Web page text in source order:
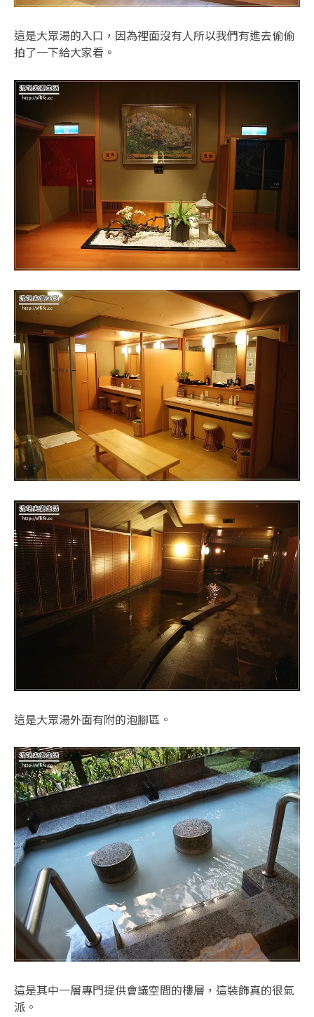
這是大眾湯的入口，因為裡面沒有人所以我們有進去偷偷
拍了一下給大家看。
這是大眾湯外面有附的泡腳區。
這是其中一層專門提供會議空間的樓層，這裝飾真的很氣
派。